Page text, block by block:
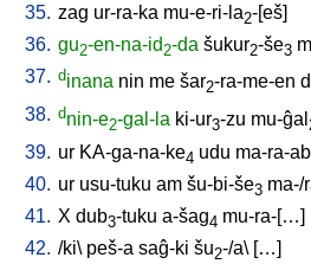
35. zag ur-ra-ka mu-e-ri-la2-[eš]
36. gu2-en-na-id 2-da šukur2-še3
37. dinana nin me šar2-ra-me-en
38. dnin-e2-gal-la ki-ur3-zu mu-ĝal
39. ur KA-ga-na-ke4 udu ma-ra-
40. ur usu-tuku am šu-bi-še3 ma-/
41. X dub3-tuku a-šag4 mu-ra-[…]
42. /ki\ peš-a saĝ-ki šu2-/a\ […]